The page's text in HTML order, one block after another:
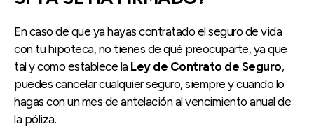
En caso de que ya hayas contratado el seguro de vida
con tu hipoteca, no tienes de qué preocuparte, ya que
tal y como establece la Ley de Contrato de Seguro,
puedes cancelar cualquier seguro, siempre y cuando lo
hagas con un mes de antelación al vencimiento anual de
la póliza.